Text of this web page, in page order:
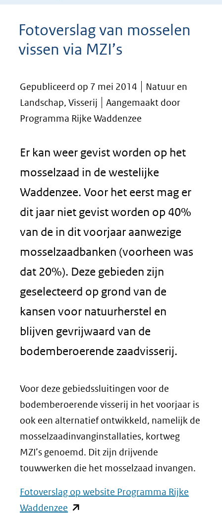
Fotoverslag van mosselen
vissen via MZI’s
Gepubliceerd op 7 mei 2014
Natuur en
Landschap, Visserij
Aangemaakt door
Programma Rijke Waddenzee
Er kan weer gevist worden op het
mosselzaad in de westelijke
Waddenzee. Voor het eerst mag er
dit jaar niet gevist worden op 40%
van de in dit voorjaar aanwezige
mosselzaadbanken (voorheen was
dat 20%). Deze gebieden zijn
geselecteerd op grond van de
kansen voor natuurherstel en
blijven gevrijwaard van de
bodemberoerende zaadvisserij.
Voor deze gebiedssluitingen voor de
bodemberoerende visserij in het voorjaar is
ook een alternatief ontwikkeld, namelijk de
mosselzaadinvanginstallaties, kortweg
MZI’s genoemd. Dit zijn drijvende
touwwerken die het mosselzaad invangen.
Fotoverslag op website Programma Rijke
Waddenzee (opent